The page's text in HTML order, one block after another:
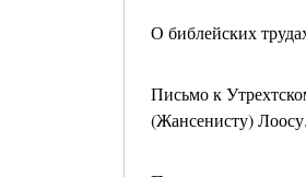
О библейских
Письмо к
(Жансенисту)